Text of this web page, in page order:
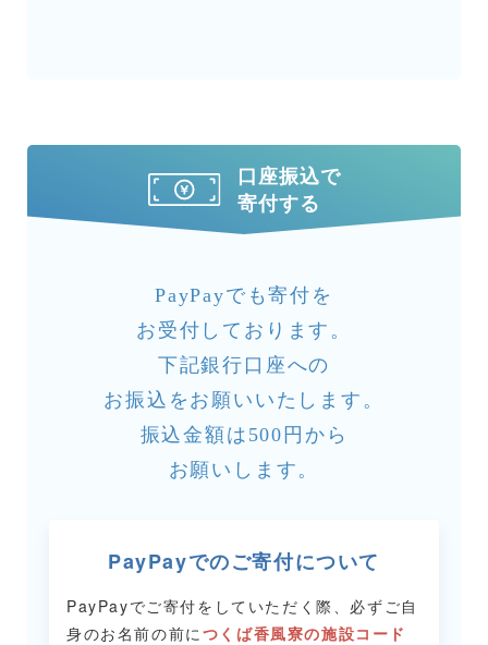
口座振込で
寄付する
PayPayでも寄付を
お受付しております。
下記銀行口座への
お振込をお願いいたします。
振込金額は500円から
お願いします。
PayPayでのご寄付について
PayPayでご寄付をしていただく際、必ずご自
身のお名前の前につくば香風寮の施設コード